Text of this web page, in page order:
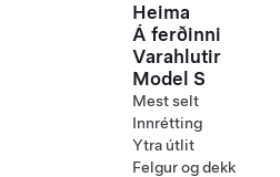
Heima
Á ferðinni
Varahlutir
Model S
Mest selt
Innrétting
Ytra útlit
Felgur og dekk